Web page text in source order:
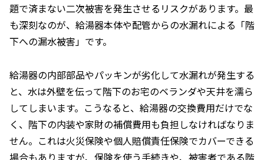
題で済まない二次被害を発生させるリスクがあります。最
も深刻なのが、給湯器本体や配管からの水漏れによる「階
下への漏水被害」です。
給湯器の内部部品やパッキンが劣化して水漏れが発生する
と、水は外壁を伝って階下のお宅のベランダや天井を濡ら
してしまいます。こうなると、給湯器の交換費用だけでな
く、階下の内装や家財の補償費用も負担しなければなりま
せん。これは火災保険や個人賠償責任保険でカバーできる
場合もありますが、保険を使う手続きや、被害者である階